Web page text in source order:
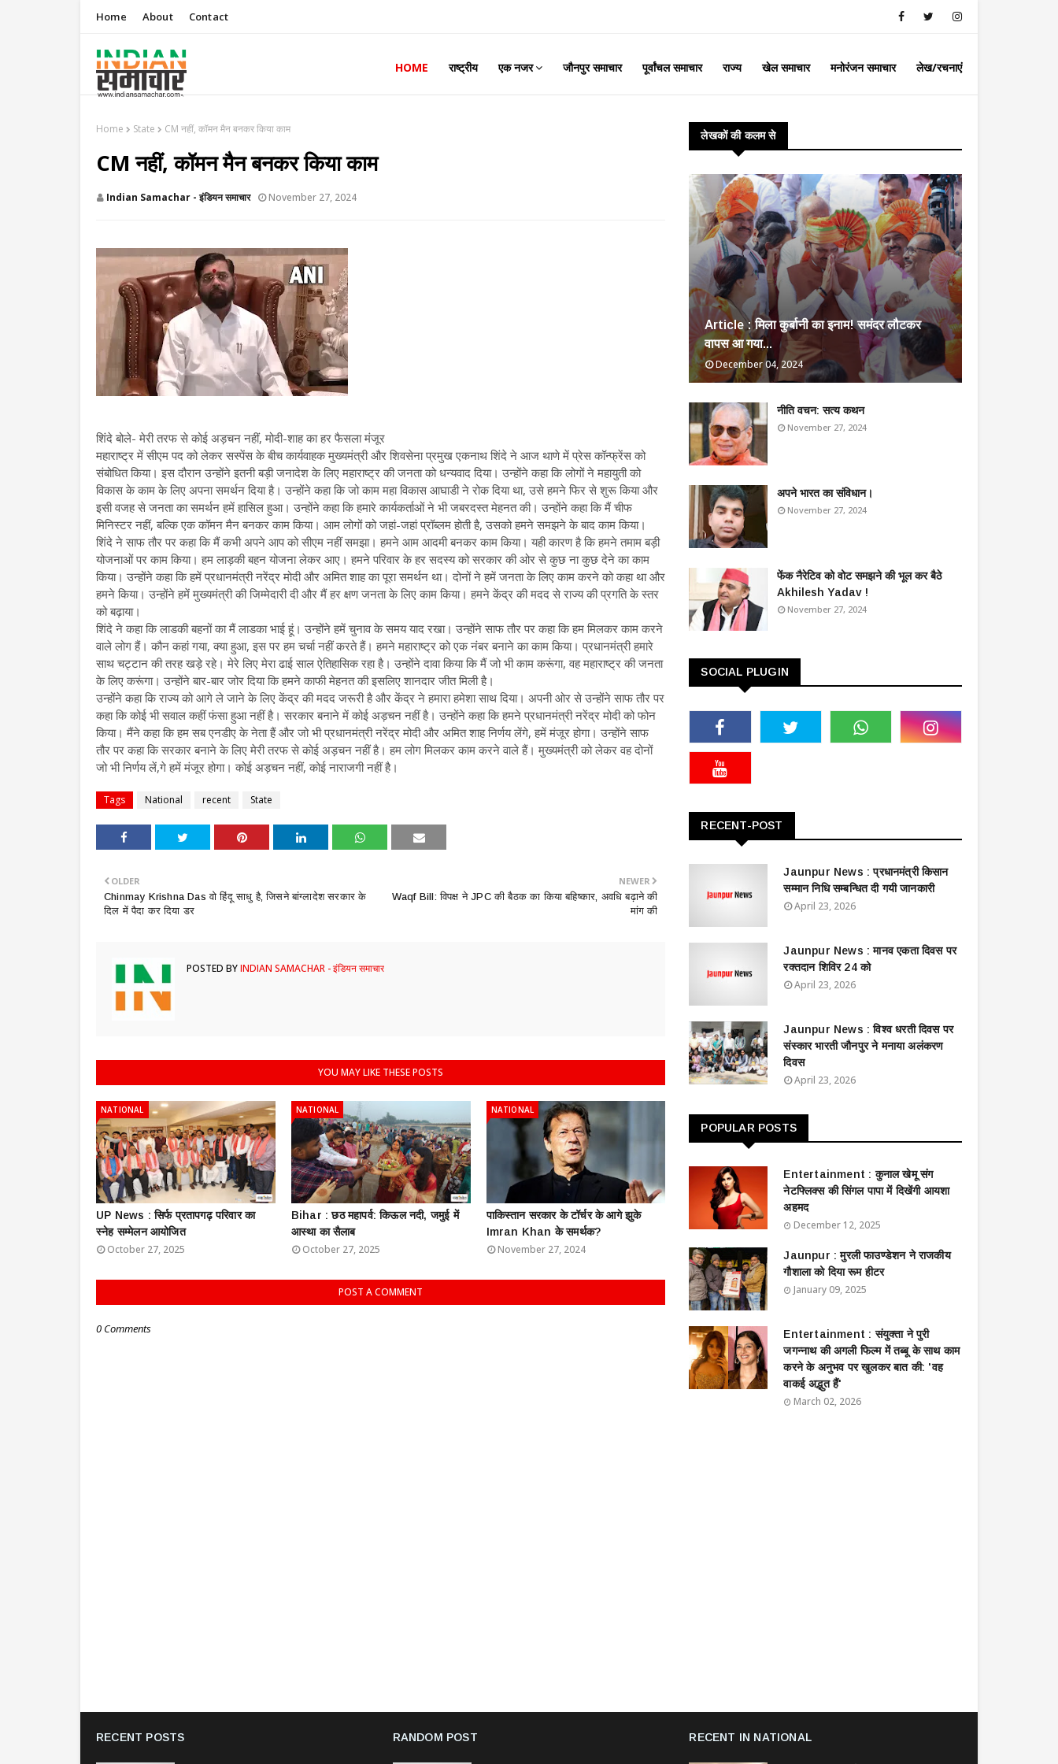
Home About Contact
HOME राष्ट्रीय एक नजर जौनपुर समाचार पूर्वांचल समाचार राज्य खेल समाचार मनोरंजन समाचार लेख/रचनाएं
Home State CM नहीं, कॉमन मैन बनकर किया काम
CM नहीं, कॉमन मैन बनकर किया काम
Indian Samachar - इंडियन समाचार November 27, 2024
शिंदे बोले- मेरी तरफ से कोई अड़चन नहीं, मोदी-शाह का हर फैसला मंजूर
महाराष्ट्र में सीएम पद को लेकर सस्पेंस के बीच कार्यवाहक मुख्यमंत्री और शिवसेना प्रमुख एकनाथ शिंदे ने आज थाणे में प्रेस कॉन्फ्रेंस को
संबोधित किया। इस दौरान उन्होंने इतनी बड़ी जनादेश के लिए महाराष्ट्र की जनता को धन्यवाद दिया। उन्होंने कहा कि लोगों ने महायुती को
विकास के काम के लिए अपना समर्थन दिया है। उन्होंने कहा कि जो काम महा विकास आघाडी ने रोक दिया था, उसे हमने फिर से शुरू किया और
इसी वजह से जनता का समर्थन हमें हासिल हुआ। उन्होंने कहा कि हमारे कार्यकर्ताओं ने भी जबरदस्त मेहनत की। उन्होंने कहा कि मैं चीफ
मिनिस्टर नहीं, बल्कि एक कॉमन मैन बनकर काम किया। आम लोगों को जहां-जहां प्रॉब्लम होती है, उसको हमने समझने के बाद काम किया।
शिंदे ने साफ तौर पर कहा कि मैं कभी अपने आप को सीएम नहीं समझा। हमने आम आदमी बनकर काम किया। यही कारण है कि हमने तमाम बड़ी
योजनाओं पर काम किया। हम लाड़की बहन योजना लेकर आए। हमने परिवार के हर सदस्य को सरकार की ओर से कुछ ना कुछ देने का काम
किया। उन्होंने कहा कि हमें प्रधानमंत्री नरेंद्र मोदी और अमित शाह का पूरा समर्थन था। दोनों ने हमें जनता के लिए काम करने को कहा था और
हमने किया। उन्होंने हमें मुख्यमंत्री की जिम्मेदारी दी और मैं हर क्षण जनता के लिए काम किया। हमने केंद्र की मदद से राज्य की प्रगति के स्तर
को बढ़ाया।
शिंदे ने कहा कि लाडकी बहनों का मैं लाडका भाई हूं। उन्होंने हमें चुनाव के समय याद रखा। उन्होंने साफ तौर पर कहा कि हम मिलकर काम करने
वाले लोग हैं। कौन कहां गया, क्या हुआ, इस पर हम चर्चा नहीं करते हैं। हमने महाराष्ट्र को एक नंबर बनाने का काम किया। प्रधानमंत्री हमारे
साथ चट्टान की तरह खड़े रहे। मेरे लिए मेरा ढाई साल ऐतिहासिक रहा है। उन्होंने दावा किया कि मैं जो भी काम करूंगा, वह महाराष्ट्र की जनता
के लिए करूंगा। उन्होंने बार-बार जोर दिया कि हमने काफी मेहनत की इसलिए शानदार जीत मिली है।
उन्होंने कहा कि राज्य को आगे ले जाने के लिए केंद्र की मदद जरूरी है और केंद्र ने हमारा हमेशा साथ दिया। अपनी ओर से उन्होंने साफ तौर पर
कहा कि कोई भी सवाल कहीं फंसा हुआ नहीं है। सरकार बनाने में कोई अड़चन नहीं है। उन्होंने कहा कि हमने प्रधानमंत्री नरेंद्र मोदी को फोन
किया। मैंने कहा कि हम सब एनडीए के नेता हैं और जो भी प्रधानमंत्री नरेंद्र मोदी और अमित शाह निर्णय लेंगे, हमें मंजूर होगा। उन्होंने साफ
तौर पर कहा कि सरकार बनाने के लिए मेरी तरफ से कोई अड़चन नहीं है। हम लोग मिलकर काम करने वाले हैं। मुख्यमंत्री को लेकर वह दोनों
जो भी निर्णय लें,गे हमें मंजूर होगा। कोई अड़चन नहीं, कोई नाराजगी नहीं है।
Tags National recent State
NEWER
Waqf Bill: विपक्ष ने JPC की बैठक का किया बहिष्कार, अवधि बढ़ाने की
मांग की
OLDER
Chinmay Krishna Das वो हिंदू साधु है, जिसने बांग्लादेश सरकार के
दिल में पैदा कर दिया डर
POSTED BYINDIAN SAMACHAR - इंडियन समाचार
YOU MAY LIKE THESE POSTS
NATIONAL
UP News : सिर्फ प्रतापगढ़ परिवार का
स्नेह सम्मेलन आयोजित
October 27, 2025
NATIONAL
Bihar : छठ महापर्व: किऊल नदी, जमुई में
आस्था का सैलाब
October 27, 2025
NATIONAL
​पाकिस्तान सरकार के टॉर्चर के आगे झुके
Imran Khan के समर्थक?
November 27, 2024
POST A COMMENT
0 Comments
लेखकों की कलम से
Article : मिला कुर्बानी का इनाम! समंदर लौटकर
वापस आ गया...
December 04, 2024
​नीति वचन: सत्य कथन
November 27, 2024
अपने भारत का संविधान।
November 27, 2024
फेंक नैरेटिव को वोट समझने की भूल कर बैठे
Akhilesh Yadav !
November 27, 2024
SOCIAL PLUGIN
RECENT-POST
Jaunpur News : ​प्रधानमंत्री किसान
सम्मान निधि सम्बन्धित दी गयी जानकारी
April 23, 2026
Jaunpur News : ​मानव एकता दिवस पर
रक्तदान शिविर 24 को
April 23, 2026
Jaunpur News : विश्व धरती दिवस पर
संस्कार भारती जौनपुर ने मनाया अलंकरण
दिवस
April 23, 2026
POPULAR POSTS
Entertainment : ​​​​कुनाल खेमू संग
नेटफ्लिक्स की सिंगल पापा में दिखेंगी आयशा
अहमद
December 12, 2025
Jaunpur : ​मुरली फाउण्डेशन ने राजकीय
गौशाला को दिया रूम हीटर
January 09, 2025
Entertainment : ​संयुक्ता ने पुरी
जगन्नाथ की अगली फिल्म में तब्बू के साथ काम
करने के अनुभव पर खुलकर बात की: 'वह
वाकई अद्भुत हैं'
March 02, 2026
RECENT POSTS RANDOM POST RECENT IN NATIONAL